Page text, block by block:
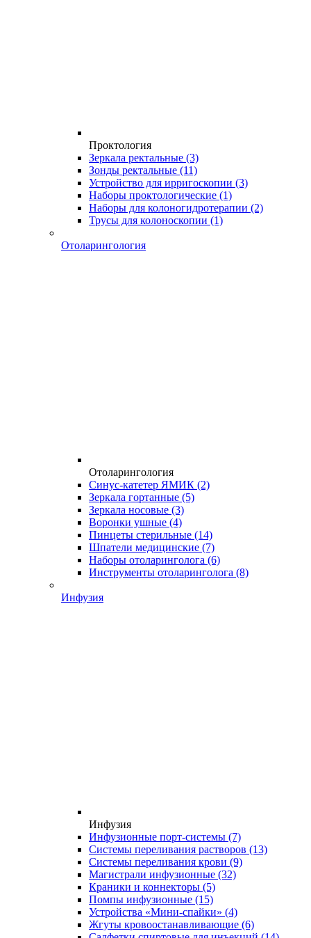
Проктология
Зеркала ректальные (3)
Зонды ректальные (11)
Устройство для ирригоскопии (3)
Наборы проктологические (1)
Наборы для колоногидротерапии (2)
Трусы для колоноскопии (1)
Отоларингология
Отоларингология
Синус-катетер ЯМИК (2)
Зеркала гортанные (5)
Зеркала носовые (3)
Воронки ушные (4)
Пинцеты стерильные (14)
Шпатели медицинские (7)
Наборы отоларинголога (6)
Инструменты отоларинголога (8)
Инфузия
Инфузия
Инфузионные порт-системы (7)
Системы переливания растворов (13)
Системы переливания крови (9)
Магистрали инфузионные (32)
Краники и коннекторы (5)
Помпы инфузионные (15)
Устройства «Мини-спайки» (4)
Жгуты кровоостанавливающие (6)